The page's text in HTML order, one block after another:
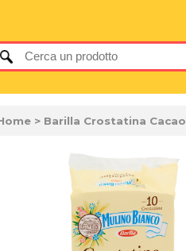
> Barilla Crostatina Cacao